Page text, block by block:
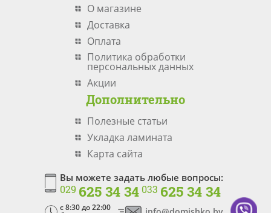
О магазине
Доставка
Оплата
Политика обработки
персональных данных
Акции
Дополнительно
Полезные статьи
Укладка ламината
Карта сайта
Вы можете задать любые вопросы:
029 625 34 34 033 625 34 34
c 8:30 до 22:00